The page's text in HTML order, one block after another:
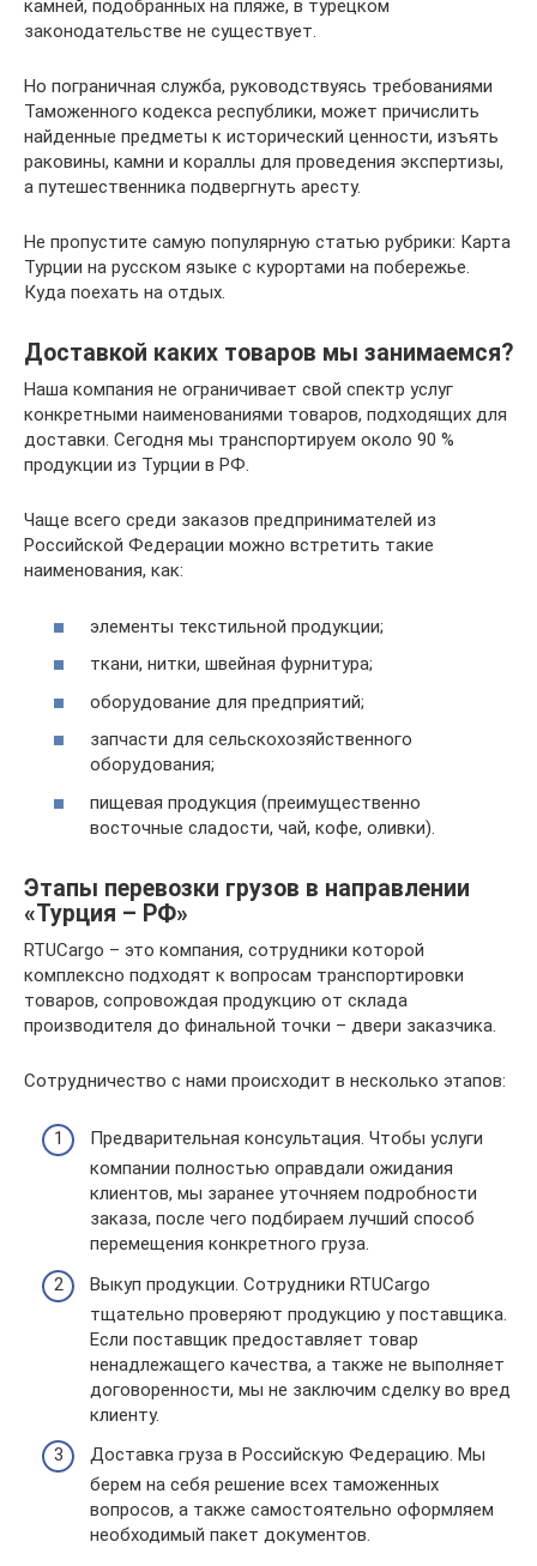
камней, подобранных на пляже, в турецком
законодательстве не существует.
Но пограничная служба, руководствуясь требованиями
Таможенного кодекса республики, может причислить
найденные предметы к исторический ценности, изъять
раковины, камни и кораллы для проведения экспертизы,
а путешественника подвергнуть аресту.
Не пропустите самую популярную статью рубрики: Карта
Турции на русском языке с курортами на побережье.
Куда поехать на отдых.
Доставкой каких товаров мы занимаемся?
Наша компания не ограничивает свой спектр услуг
конкретными наименованиями товаров, подходящих для
доставки. Сегодня мы транспортируем около 90 %
продукции из Турции в РФ.
Чаще всего среди заказов предпринимателей из
Российской Федерации можно встретить такие
наименования, как:
элементы текстильной продукции;
ткани, нитки, швейная фурнитура;
оборудование для предприятий;
запчасти для сельскохозяйственного
оборудования;
пищевая продукция (преимущественно
восточные сладости, чай, кофе, оливки).
Этапы перевозки грузов в направлении
«Турция – РФ»
RTUCargo – это компания, сотрудники которой
комплексно подходят к вопросам транспортировки
товаров, сопровождая продукцию от склада
производителя до финальной точки – двери заказчика.
Сотрудничество с нами происходит в несколько этапов:
Предварительная консультация. Чтобы услуги
компании полностью оправдали ожидания
клиентов, мы заранее уточняем подробности
заказа, после чего подбираем лучший способ
перемещения конкретного груза.
Выкуп продукции. Сотрудники RTUCargo
тщательно проверяют продукцию у поставщика.
Если поставщик предоставляет товар
ненадлежащего качества, а также не выполняет
договоренности, мы не заключим сделку во вред
клиенту.
Доставка груза в Российскую Федерацию. Мы
берем на себя решение всех таможенных
вопросов, а также самостоятельно оформляем
необходимый пакет документов.